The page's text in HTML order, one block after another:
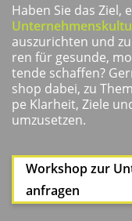
Haben Sie das Ziel,
aus­zu­rich­ten und
ren für gesun­de,
ten­de schaf­fen?
shop dabei, zu
pe Klar­heit, Zie­le
umzusetzen.
Work­shop zur
anfragen